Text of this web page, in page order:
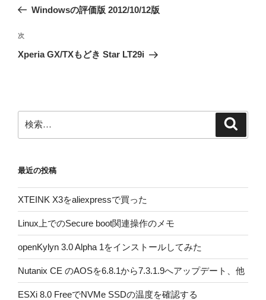
ビ
ゲ
ン
の
稿
Windowsの評価版 2012/10/12版
次
の
次
Xperia GX/TXもどき Star LT29i
索:
最近の投稿
XTEINK X3をaliexpressで買った
Linux上でのSecure boot関連操作のメモ
openKylyn 3.0 Alpha 1をインストールしてみた
Nutanix CE のAOSを6.8.1から7.3.1.9へアップデート、他
ESXi 8.0 FreeでNVMe SSDの温度を確認する